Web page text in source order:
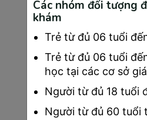
tuần 24 đến 28
Xét nghiệm
quan tình trạng
gồm các chỉ số
hemoglobin và
Phân tích nước
hiệu nhiễm trùng
niệu (chỉ báo tiền
Các nhóm đối tượng
khám
Trẻ từ đủ 06 tuổi
Trẻ từ đủ 06 tuổi
học tại các cơ sở
Người từ đủ 18 tuổi
Người từ đủ 60 tuổi